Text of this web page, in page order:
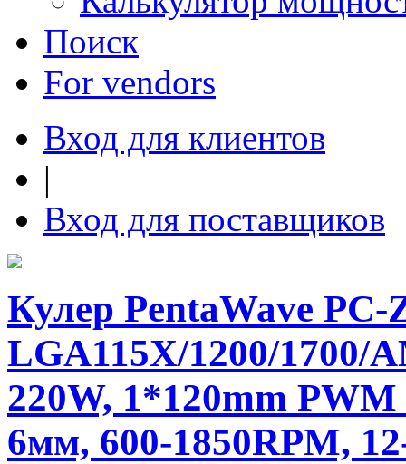
Поиск
For vendors
Вход для клиентов
|
Вход для поставщиков
Кулер PentaWave PC-
LGA115X/1200/1700/
220W, 1*120mm
6мм, 600-1850RPM,